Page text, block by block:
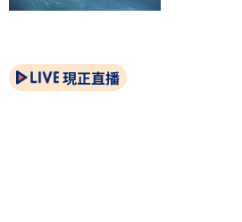
現正直播